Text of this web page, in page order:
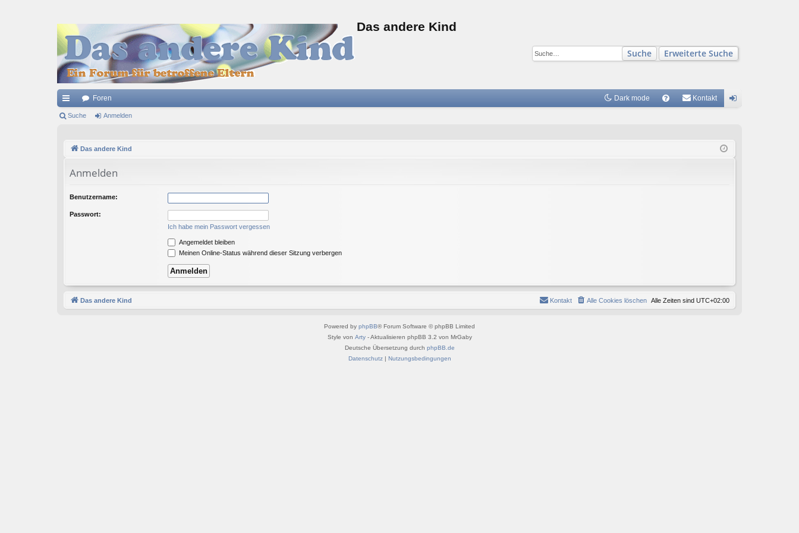
Das andere Kind
Suche Erweiterte Suche
ch
Foren Dark mode Kontakt
Suche Anmelden
Das andere Kind
Anmelden
Benutzername:
Passwort:
Ich habe mein Passwort vergessen
Angemeldet bleiben
Meinen Online-Status während dieser Sitzung verbergen
Das andere Kind Alle Zeiten sind UTC+02:00
Alle Cookies löschen
Kontakt
Powered by phpBB® Forum Software © phpBB Limited
Style von Arty- Aktualisieren phpBB 3.2 von MrGaby
Deutsche Übersetzung durch phpBB.de
Datenschutz| Nutzungsbedingungen